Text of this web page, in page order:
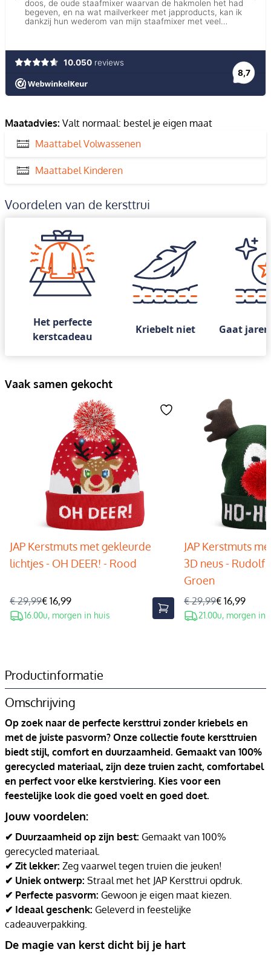
Maatadvies: Valt normaal: bestel je eigen maat
Maattabel Volwassenen
Maattabel Kinderen
Voordelen van de kersttrui
Het perfecte
kerstcadeau
Kriebelt niet Gaat
Vaak samen gekocht
JAP Kerstmuts met gekleurde
lichtjes - OH DEER! - Rood
€ 29,99€ 16,99
16.00u, morgen in huis
JAP Kerstmuts
3D neus - Rudolf
Groen
€ 29,99€ 16,99
21.00u, morgen in
Productinformatie
Omschrijving
Op zoek naar de perfecte kersttrui zonder kriebels en
met de juiste pasvorm? Onze collectie foute kersttruien
biedt stijl, comfort en duurzaamheid. Gemaakt van 100%
gerecycled materiaal, zijn deze truien zacht, comfortabel
en perfect voor elke kerstviering. Kies voor een
feestelijke look die goed voelt en goed doet.
Jouw voordelen:
✔ Duurzaamheid op zijn best: Gemaakt van 100%
gerecycled materiaal.
✔ Zit lekker: Zeg vaarwel tegen truien die jeuken!
✔ Uniek ontwerp: Straal met het JAP Kersttrui opdruk.
✔ Perfecte pasvorm: Gewoon je eigen maat kiezen.
✔ Ideaal geschenk: Geleverd in feestelijke
cadeauverpakking.
De magie van kerst dicht bij je hart